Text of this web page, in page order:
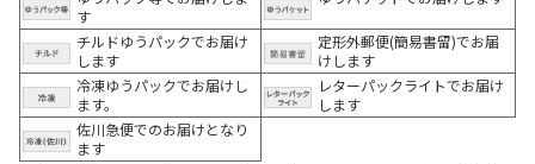
す
チルドゆうパックでお届け
します
定形外郵便(簡易書留)でお届
けします
冷凍ゆうパックでお届けし
ます。
レターパックライトでお届け
します
佐川急便でのお届けとなり
ます